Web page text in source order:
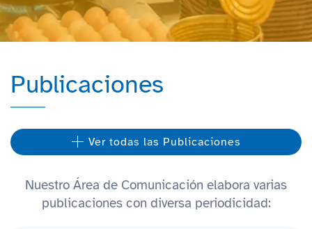
Publicaciones
Ver todas las Publicaciones
Nuestro Área de Comunicación elabora varias
publicaciones con diversa periodicidad: